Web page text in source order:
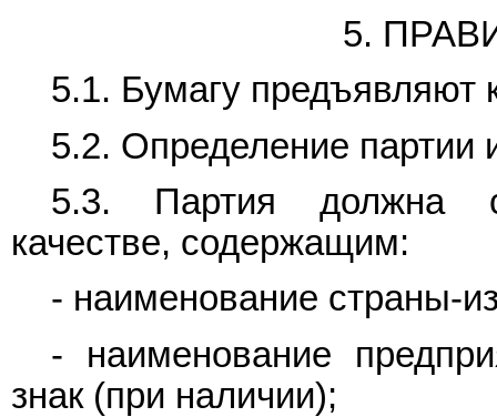
5.
5.1. Бумагу предъявляют
5.2. Определение
5.3. Партия должна
качестве, содержащим:
- наименование страны-
- наименование
знак (при наличии);